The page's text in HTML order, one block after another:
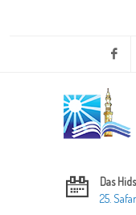
Das
25.